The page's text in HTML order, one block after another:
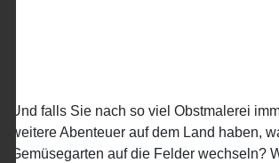
Und falls Sie nach so viel Obstmalerei
weitere Abenteuer auf dem Land haben,
Gemüsegarten auf die Felder wechseln?